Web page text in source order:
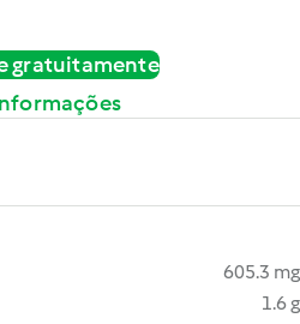
gratuitamente
605.3 mg
1.6 g